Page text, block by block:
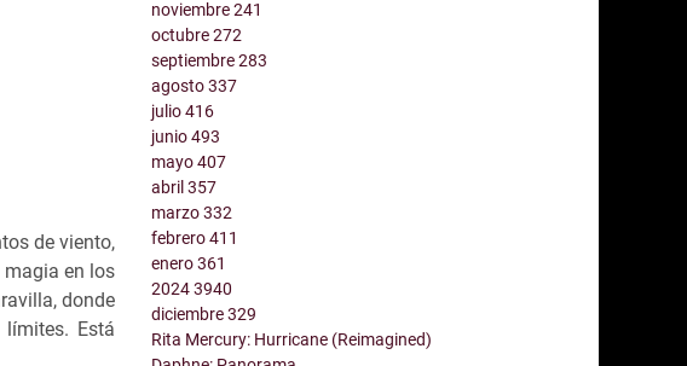
de viento,
magia en los
donde
Está
noviembre241
octubre272
septiembre283
agosto337
julio416
junio493
mayo407
abril357
marzo332
febrero411
enero361
20243940
diciembre329
Rita Mercury: Hurricane (Reimagined)